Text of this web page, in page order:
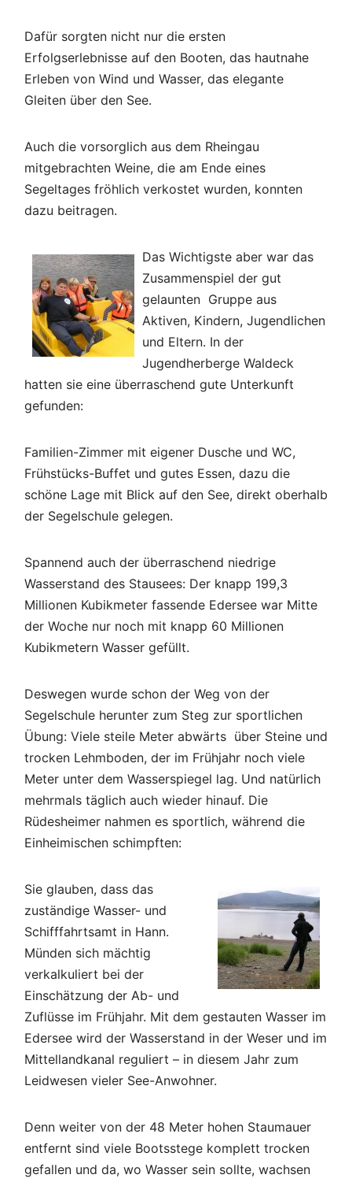
Dafür sorgten nicht nur die ersten
Erfolgserlebnisse auf den Booten, das hautnahe
Erleben von Wind und Wasser, das elegante
Gleiten über den See.
Auch die vorsorglich aus dem Rheingau
mitgebrachten Weine, die am Ende eines
Segeltages fröhlich verkostet wurden, konnten
dazu beitragen.
Das Wichtigste aber war das
Zusammenspiel der gut
gelaunten Gruppe aus
Aktiven, Kindern, Jugendlichen
und Eltern. In der
Jugendherberge Waldeck
hatten sie eine überraschend gute Unterkunft
gefunden:
Familien-Zimmer mit eigener Dusche und WC,
Frühstücks-Buffet und gutes Essen, dazu die
schöne Lage mit Blick auf den See, direkt oberhalb
der Segelschule gelegen.
Spannend auch der überraschend niedrige
Wasserstand des Stausees: Der knapp 199,3
Millionen Kubikmeter fassende Edersee war Mitte
der Woche nur noch mit knapp 60 Millionen
Kubikmetern Wasser gefüllt.
Deswegen wurde schon der Weg von der
Segelschule herunter zum Steg zur sportlichen
Übung: Viele steile Meter abwärts über Steine und
trocken Lehmboden, der im Frühjahr noch viele
Meter unter dem Wasserspiegel lag. Und natürlich
mehrmals täglich auch wieder hinauf. Die
Rüdesheimer nahmen es sportlich, während die
Einheimischen schimpften:
Sie glauben, dass das
zuständige Wasser- und
Schifffahrtsamt in Hann.
Münden sich mächtig
verkalkuliert bei der
Einschätzung der Ab- und
Zuflüsse im Frühjahr. Mit dem gestauten Wasser im
Edersee wird der Wasserstand in der Weser und im
Mittellandkanal reguliert – in diesem Jahr zum
Leidwesen vieler See-Anwohner.
Denn weiter von der 48 Meter hohen Staumauer
entfernt sind viele Bootsstege komplett trocken
gefallen und da, wo Wasser sein sollte, wachsen